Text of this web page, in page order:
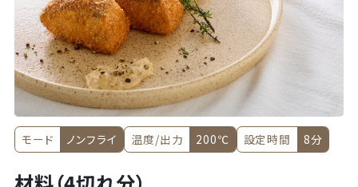
モード ノンフライ 温度/出力 200℃ 設定時間 8分